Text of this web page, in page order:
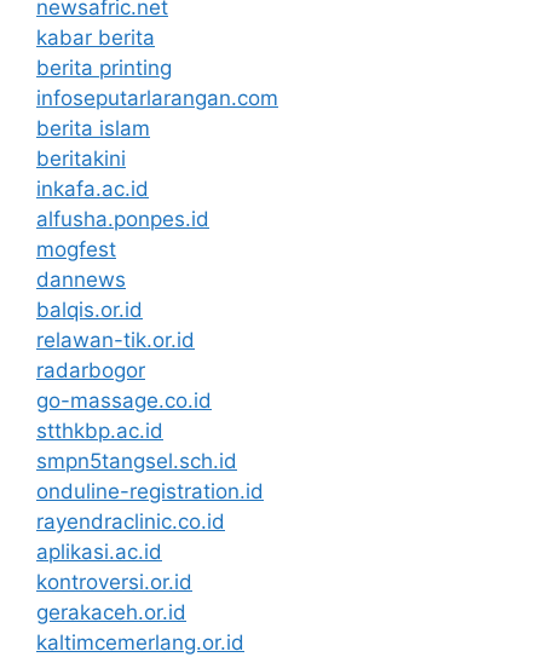
newsafric.net
kabar berita
berita printing
infoseputarlarangan.com
berita islam
beritakini
inkafa.ac.id
alfusha.ponpes.id
mogfest
dannews
balqis.or.id
relawan-tik.or.id
radarbogor
go-massage.co.id
stthkbp.ac.id
smpn5tangsel.sch.id
onduline-registration.id
rayendraclinic.co.id
aplikasi.ac.id
kontroversi.or.id
gerakaceh.or.id
kaltimcemerlang.or.id